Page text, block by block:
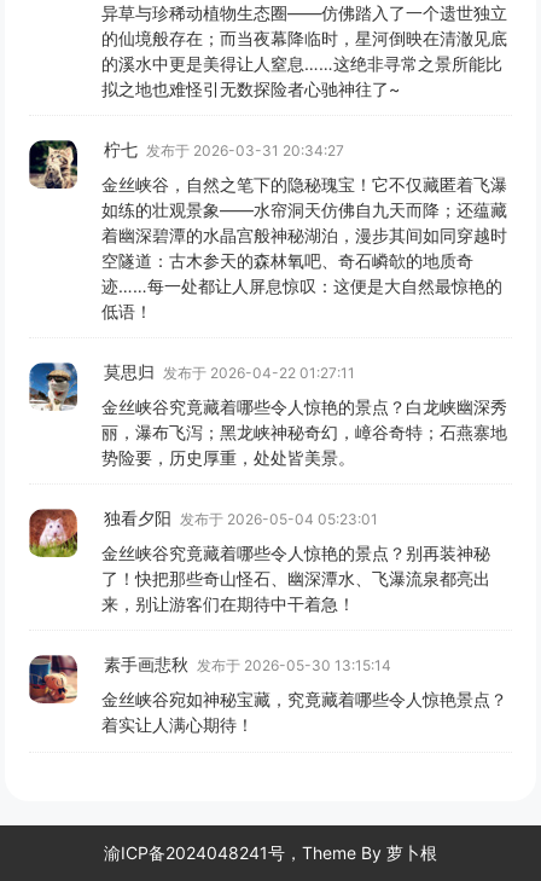
异草与珍稀动植物生态圈——仿佛踏入了一个遗世独立
的仙境般存在；而当夜幕降临时，星河倒映在清澈见底
的溪水中更是美得让人窒息……这绝非寻常之景所能比
拟之地也难怪引无数探险者心驰神往了~
柠七 发布于 2026-03-31 20:34:27
金丝峡谷，自然之笔下的隐秘瑰宝！它不仅藏匿着飞瀑
如练的壮观景象——水帘洞天仿佛自九天而降；还蕴藏
着幽深碧潭的水晶宫般神秘湖泊，漫步其间如同穿越时
空隧道：古木参天的森林氧吧、奇石嶙欹的地质奇
迹……每一处都让人屏息惊叹：这便是大自然最惊艳的
低语！
莫思归 发布于 2026-04-22 01:27:11
金丝峡谷究竟藏着哪些令人惊艳的景点？白龙峡幽深秀
丽，瀑布飞泻；黑龙峡神秘奇幻，嶂谷奇特；石燕寨地
势险要，历史厚重，处处皆美景。
独看夕阳 发布于 2026-05-04 05:23:01
金丝峡谷究竟藏着哪些令人惊艳的景点？别再装神秘
了！快把那些奇山怪石、幽深潭水、飞瀑流泉都亮出
来，别让游客们在期待中干着急！
素手画悲秋 发布于 2026-05-30 13:15:14
金丝峡谷宛如神秘宝藏，究竟藏着哪些令人惊艳景点？
着实让人满心期待！
渝ICP备2024048241号，Theme By 萝卜根